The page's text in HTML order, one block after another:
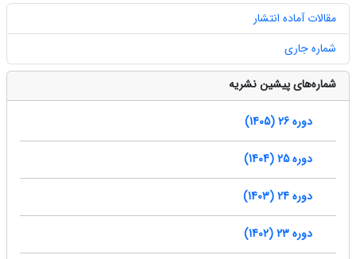
مقالات آماده انتشار
شماره جاری
شماره‌های پیشین نشریه
دوره 26 (1405)
دوره 25 (1404)
دوره 24 (1403)
دوره 23 (1402)